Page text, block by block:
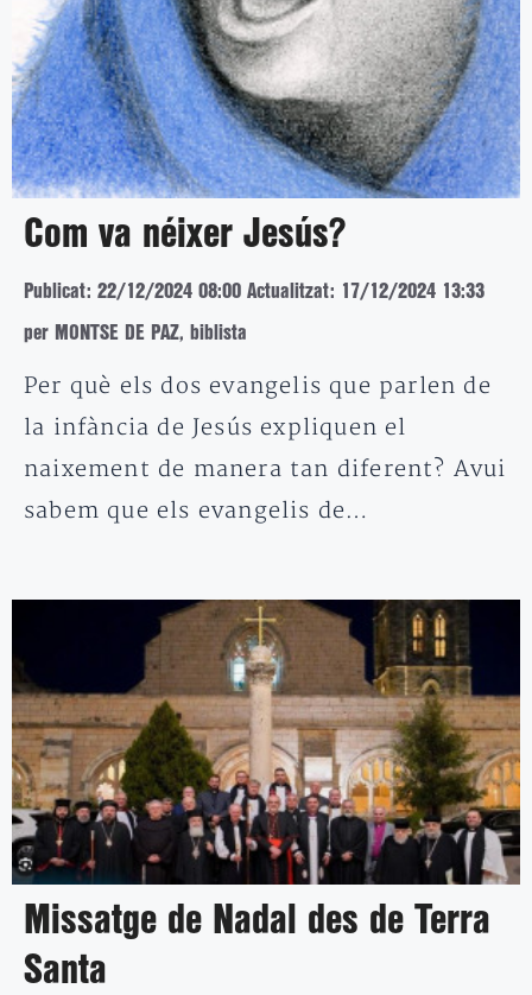
Com va néixer Jesús?
Publicat: 22/12/2024 08:00 Actualitzat: 17/12/2024 13:33
per MONTSE DE PAZ, biblista
Per què els dos evangelis que parlen de
la infància de Jesús expliquen el
naixement de manera tan diferent? Avui
sabem que els evangelis de…
Missatge de Nadal des de Terra
Santa